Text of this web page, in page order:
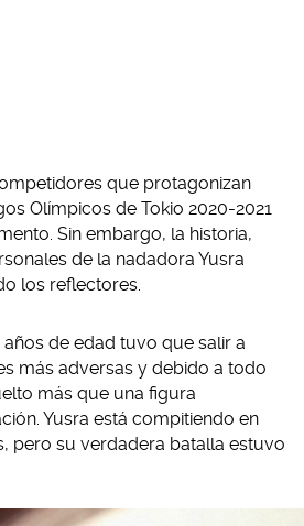
que protagonizan
Olímpicos de Tokio 2020-2021
Sin embargo, la historia,
de la nadadora Yusra
los reflectores.
de edad tuvo que salir a
más adversas y debido a todo
más que una figura
Yusra está compitiendo en
pero su verdadera batalla estuvo